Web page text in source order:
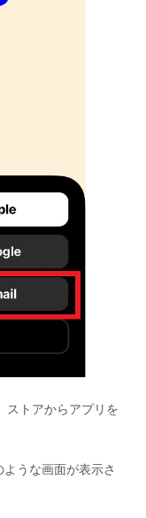
ストアからアプリを
うな画面が表示さ